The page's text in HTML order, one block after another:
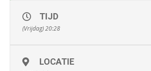
TIJD
(Vrijdag) 20:28
LOCATIE